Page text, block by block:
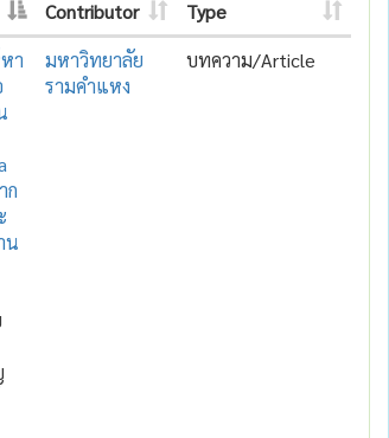
Contributor
Type
า
ก
น
มหาวิทยาลัย
รามคำแหง
บทความ/Article